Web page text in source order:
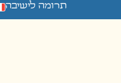
תרומה לישיבה